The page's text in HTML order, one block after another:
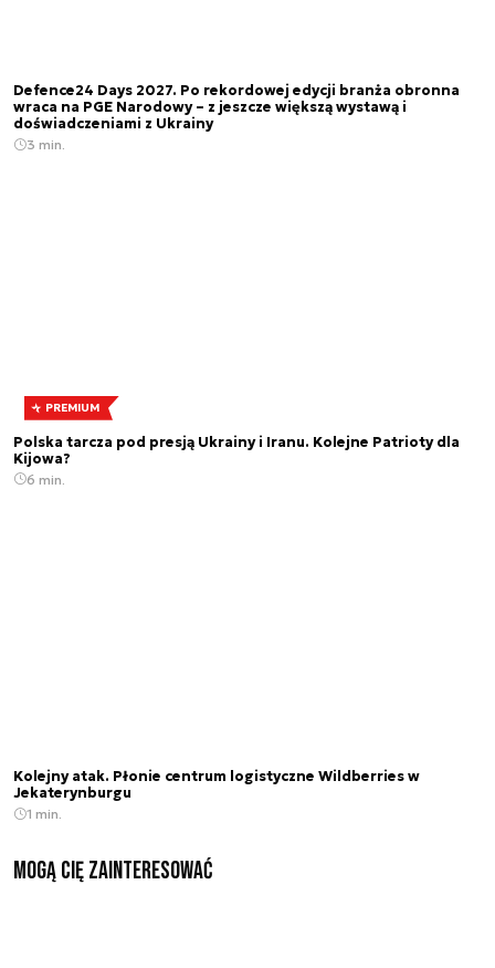
Defence24 Days 2027. Po rekordowej edycji branża obronna
wraca na PGE Narodowy – z jeszcze większą wystawą i
doświadczeniami z Ukrainy
3 min.
PREMIUM
Polska tarcza pod presją Ukrainy i Iranu. Kolejne Patrioty dla
Kijowa?
6 min.
Kolejny atak. Płonie centrum logistyczne Wildberries w
Jekaterynburgu
1 min.
Mogą Cię zainteresować